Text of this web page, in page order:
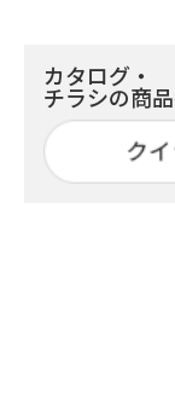
カタログ・
チラシの商